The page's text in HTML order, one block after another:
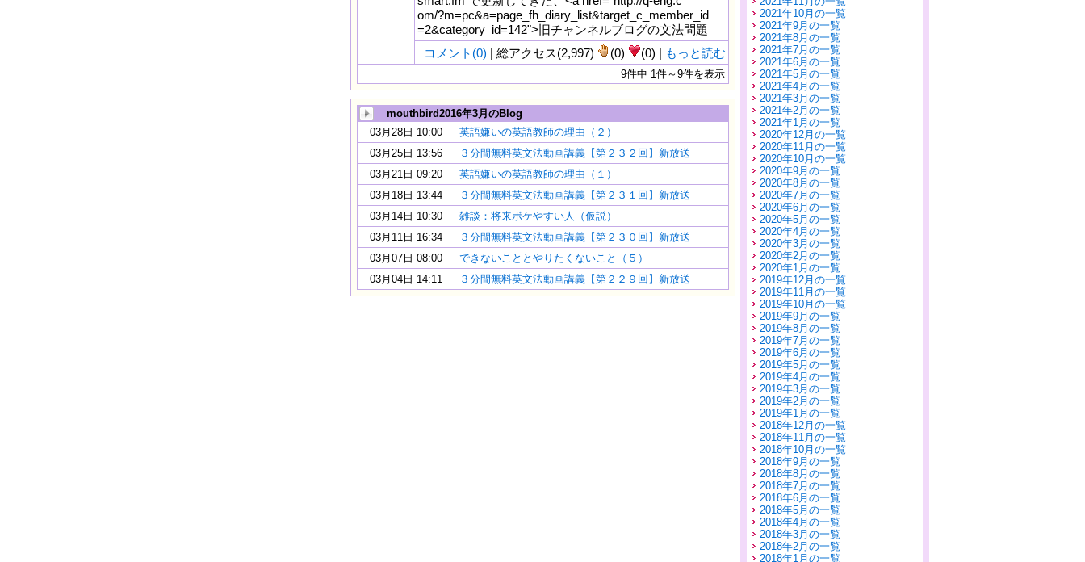
om/?m=pc&a=page_fh_diary_list&target_c_member_id
=2&category_id=142">旧チャンネルブログの文法問題
コメント(0) | 総アクセス(2,997) (0) (0) | もっと読む
9件中 1件～9件を表示
mouthbird2016年3月のBlog
03月28日 10:00
英語嫌いの英語教師の理由（２）
03月25日 13:56
３分間無料英文法動画講義【第２３２回】新放送
03月21日 09:20
英語嫌いの英語教師の理由（１）
03月18日 13:44
３分間無料英文法動画講義【第２３１回】新放送
03月14日 10:30
雑談：将来ボケやすい人（仮説）
03月11日 16:34
３分間無料英文法動画講義【第２３０回】新放送
03月07日 08:00
できないこととやりたくないこと（５）
03月04日 14:11
３分間無料英文法動画講義【第２２９回】新放送
2021年10月の一覧
2021年9月の一覧
2021年8月の一覧
2021年7月の一覧
2021年6月の一覧
2021年5月の一覧
2021年4月の一覧
2021年3月の一覧
2021年2月の一覧
2021年1月の一覧
2020年12月の一覧
2020年11月の一覧
2020年10月の一覧
2020年9月の一覧
2020年8月の一覧
2020年7月の一覧
2020年6月の一覧
2020年5月の一覧
2020年4月の一覧
2020年3月の一覧
2020年2月の一覧
2020年1月の一覧
2019年12月の一覧
2019年11月の一覧
2019年10月の一覧
2019年9月の一覧
2019年8月の一覧
2019年7月の一覧
2019年6月の一覧
2019年5月の一覧
2019年4月の一覧
2019年3月の一覧
2019年2月の一覧
2019年1月の一覧
2018年12月の一覧
2018年11月の一覧
2018年10月の一覧
2018年9月の一覧
2018年8月の一覧
2018年7月の一覧
2018年6月の一覧
2018年5月の一覧
2018年4月の一覧
2018年3月の一覧
2018年2月の一覧
2018年1月の一覧